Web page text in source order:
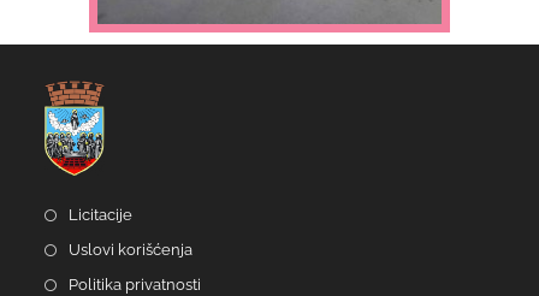
Licitacije
Uslovi korišćenja
Politika privatnosti